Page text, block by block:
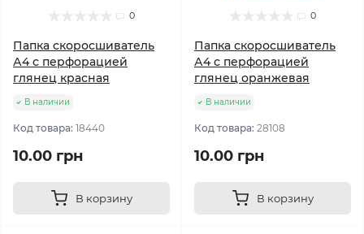
0
Папка скоросшиватель
А4 с перфорацией
глянец красная
В наличии
Код товара: 18440
10.00 грн
В корзину
0
Папка скоросшиватель
А4 с перфорацией
глянец оранжевая
В наличии
Код товара: 28108
10.00 грн
В корзину